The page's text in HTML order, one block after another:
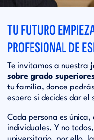
TU FUTURO
PROFESIONAL DE
Te invitamos a nuestra
sobre grado superiores
tu familia, donde
espera si decides dar el
Cada persona es única,
individuales. Y no